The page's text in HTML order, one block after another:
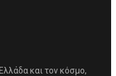
και τον κόσμο,